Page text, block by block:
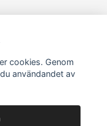
cookies. Genom
användandet av